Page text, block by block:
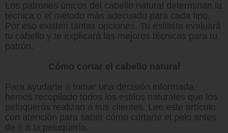
Los patrones únicos del cabello natural determinan la
técnica o el método más adecuado para cada tipo.
Por eso existen tantas opciones. Tu estilista evaluará
tu cabello y te explicará las mejores técnicas para tu
patrón.
Cómo cortar el cabello natural
Para ayudarte a tomar una decisión informada,
hemos recopilado todos los estilos naturales que los
peluqueros realizan a sus clientes. Lee este artículo
con atención para saber cómo cortarte el pelo antes
de ir a la peluquería.